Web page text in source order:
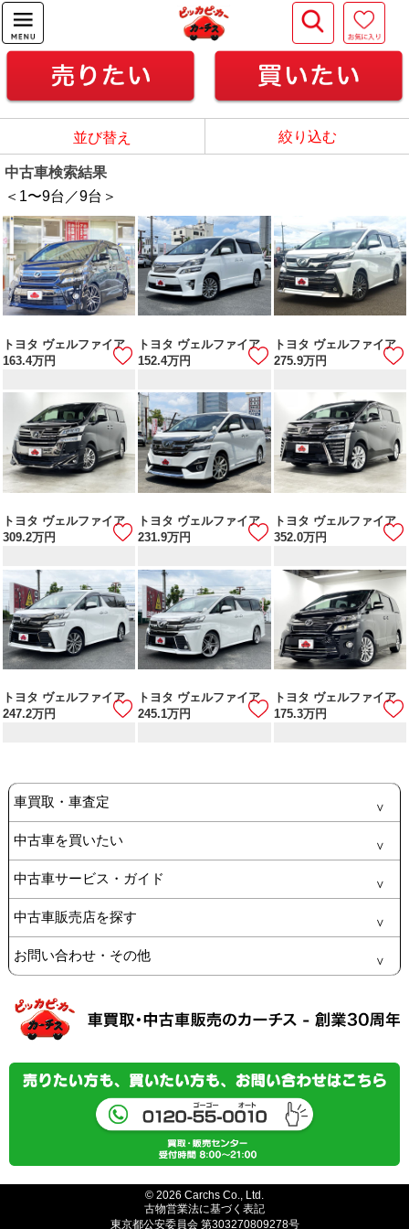
並び替え 絞り込む
中古車検索結果
＜1〜9台／9台＞
トヨタ ヴェルファイア
163.4万円
トヨタ ヴェルファイア
152.4万円
トヨタ ヴェルファイア
275.9万円
トヨタ ヴェルファイア
309.2万円
トヨタ ヴェルファイア
231.9万円
トヨタ ヴェルファイア
352.0万円
トヨタ ヴェルファイア
247.2万円
トヨタ ヴェルファイア
245.1万円
トヨタ ヴェルファイア
175.3万円
車買取・車査定
中古車を買いたい
中古車サービス・ガイド
中古車販売店を探す
お問い合わせ・その他
© 2026 Carchs Co., Ltd.
古物営業法に基づく表記
東京都公安委員会 第303270809278号